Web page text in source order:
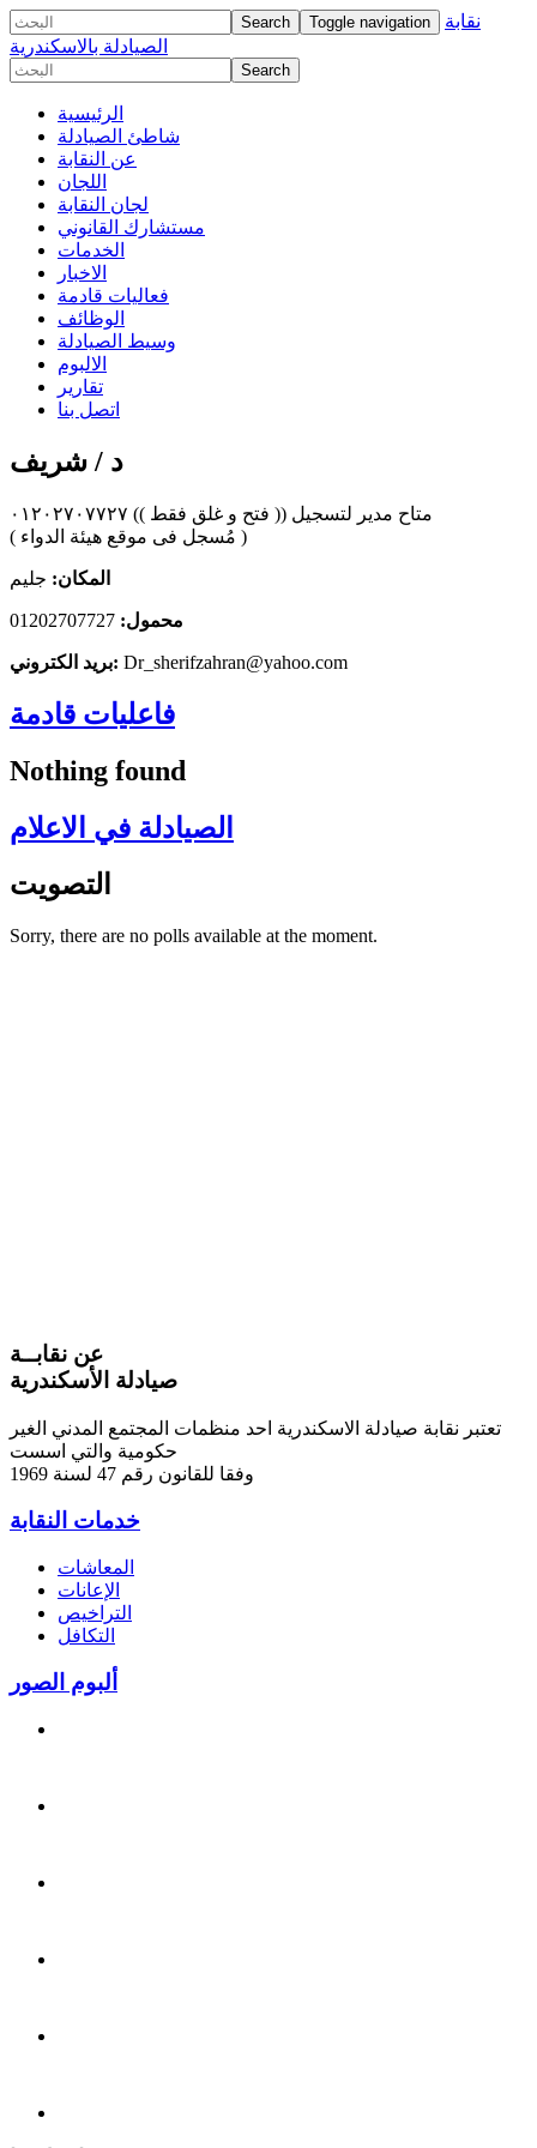
Toggle navigation
نقابة
الصيادلة بالاسكندرية
الرئيسية
شاطئ الصيادلة
عن النقابة
اللجان
لجان النقابة
مستشارك القانوني
الخدمات
الاخبار
فعاليات قادمة
الوظائف
وسيط الصيادلة
الالبوم
تقارير
اتصل بنا
د / شريف
متاح مدير لتسجيل (( فتح و غلق فقط )) ٠١٢٠٢٧٠٧٧٢٧
( مُسجل فى موقع هيئة الدواء )
المكان: جليم
محمول:
بريد الكتروني: Dr_sherifzahran@yahoo.com
فاعليات قادمة
Nothing found
الصيادلة في الاعلام
التصويت
Sorry, there are no polls available at the moment.
عن نقابــة
صيادلة الأسكندرية
تعتبر نقابة صيادلة الاسكندرية احد منظمات المجتمع المدني الغير
حكومية والتي اسست
وفقا للقانون رقم 47 لسنة 1969
خدمات النقابة
المعاشات
الإعانات
التراخيص
التكافل
ألبوم الصور